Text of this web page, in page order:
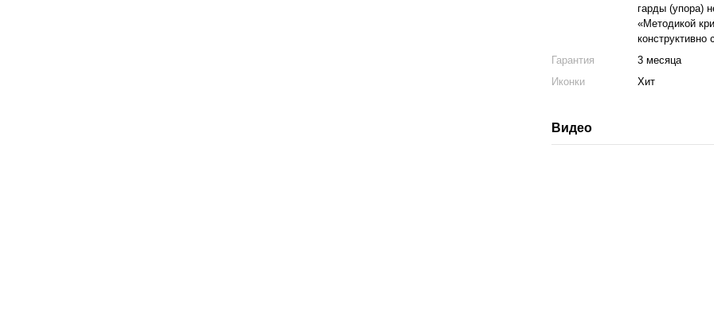
гарды (упора)
«Методикой
Гарантия
3 месяца
Иконки
Хит
Видео